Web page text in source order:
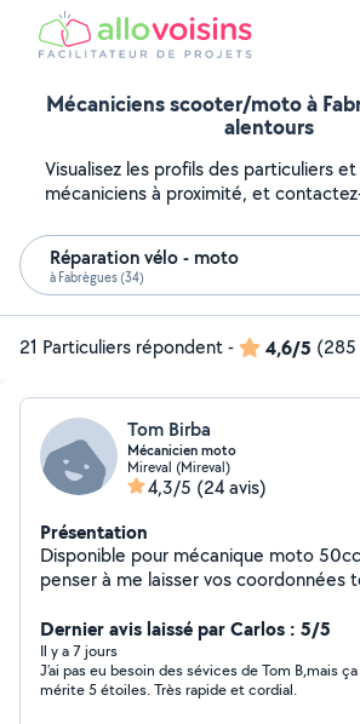
Mécaniciens scooter/moto à
alentours
Visualisez les profils des particuliers
mécaniciens à proximité, et
Réparation vélo - moto
à Fabrègues (34)
21 Particuliers répondent- 4,6/5 (285
Tom Birba
Mécanicien moto
Mireval (Mireval)
4,3/5 (24 avis)
Présentation
Disponible pour mécanique moto
penser à me laisser vos coordonnées
Dernier avis laissé par Carlos : 5/5
Il y a 7 jours
J’ai pas eu besoin des sévices de Tom B,mais
mérite 5 étoiles. Très rapide et cordial.